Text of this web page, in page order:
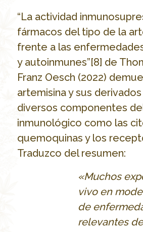
“La actividad
fármacos del tipo de la
frente a las
y autoinmunes”[8] de
Franz Oesch (2022)
artemisina y sus
diversos componentes
inmunológico como las
quemoquinas y los
Traduzco del resumen:
«Muchos
vivo en
de
relevantes